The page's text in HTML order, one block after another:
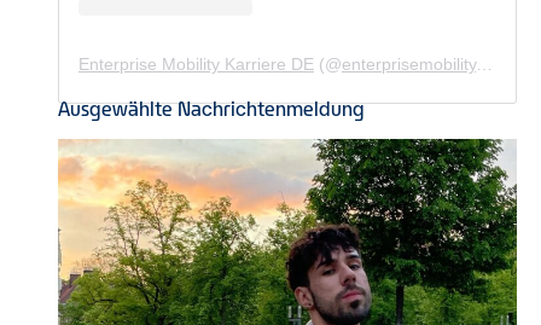
Enterprise Mobility Karriere DE (@enterprisemobility.karriere.de
Ausgewählte Nachrichtenmeldung